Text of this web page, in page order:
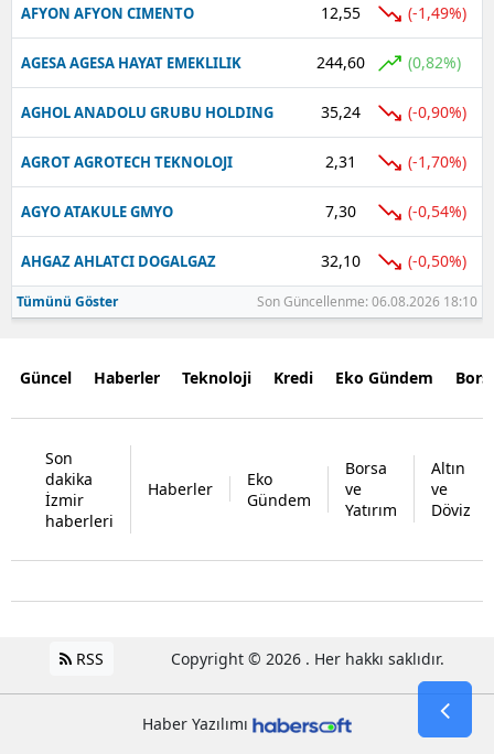
AFYON AFYON CIMENTO 12,55 (-1,49%)
AGESA AGESA HAYAT EMEKLILIK 244,60 (0,82%)
AGHOL ANADOLU GRUBU HOLDING 35,24 (-0,90%)
AGROT AGROTECH TEKNOLOJI 2,31 (-1,70%)
AGYO ATAKULE GMYO 7,30 (-0,54%)
AHGAZ AHLATCI DOGALGAZ 32,10 (-0,50%)
Tümünü Göster Son Güncellenme: 06.08.2026 18:10
Güncel Haberler Teknoloji Kredi Eko Gündem
Son
dakika
İzmir
haberleri
Haberler
Eko
Gündem
Borsa
ve
Yatırım
Altın
ve
Döviz
RSS Copyright © 2026 . Her hakkı saklıdır.
Haber Yazılımı